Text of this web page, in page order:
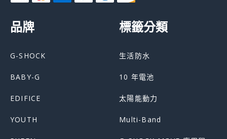
品牌
G-SHOCK
BABY-G
EDIFICE
YOUTH
標籤分類
生活防水
10 年電池
太陽能動力
Multi-Band